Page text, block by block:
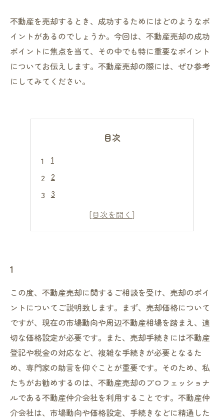
不動産を売却するとき、成功するためにはどのようなポ
イントがあるのでしょうか。今回は、不動産売却の成功
ポイントに焦点を当て、その中でも特に重要なポイント
についてお伝えします。不動産売却の際には、ぜひ参考
にしてみてください。
目次
1
2
3
1
この度、不動産売却に関するご相談を受け、売却のポイ
ントについてご説明致します。まず、売却価格について
ですが、現在の市場動向や周辺不動産相場を踏まえ、適
切な価格設定が必要です。また、売却手続きには不動産
登記や税金の対応など、複雑な手続きが必要となるた
め、専門家の助言を仰ぐことが重要です。そのため、私
たちがお勧めするのは、不動産売却のプロフェッショナ
ルである不動産仲介会社を利用することです。不動産仲
介会社は、市場動向や価格設定、手続きなどに精通した